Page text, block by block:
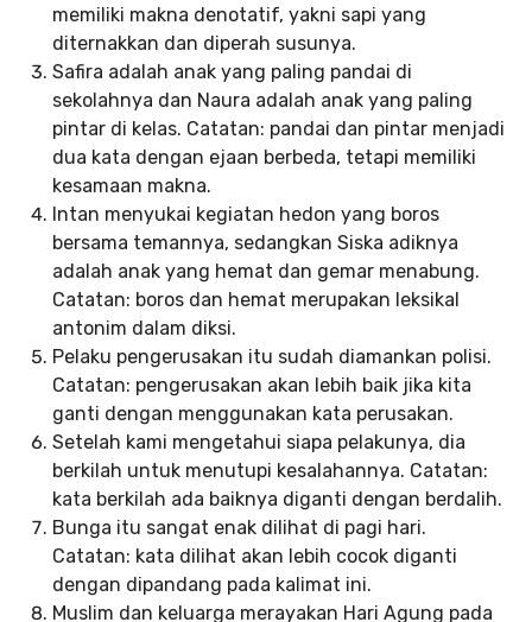
memiliki makna denotatif, yakni sapi yang
diternakkan dan diperah susunya.
Safira adalah anak yang paling pandai di
sekolahnya dan Naura adalah anak yang paling
pintar di kelas. Catatan: pandai dan pintar menjadi
dua kata dengan ejaan berbeda, tetapi memiliki
kesamaan makna.
Intan menyukai kegiatan hedon yang boros
bersama temannya, sedangkan Siska adiknya
adalah anak yang hemat dan gemar menabung.
Catatan: boros dan hemat merupakan leksikal
antonim dalam diksi.
Pelaku pengerusakan itu sudah diamankan polisi.
Catatan: pengerusakan akan lebih baik jika kita
ganti dengan menggunakan kata perusakan.
Setelah kami mengetahui siapa pelakunya, dia
berkilah untuk menutupi kesalahannya. Catatan:
kata berkilah ada baiknya diganti dengan berdalih.
Bunga itu sangat enak dilihat di pagi hari.
Catatan: kata dilihat akan lebih cocok diganti
dengan dipandang pada kalimat ini.
Muslim dan keluarga merayakan Hari Agung pada